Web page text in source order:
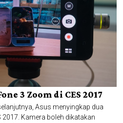
3 Zoom di CES 2017
Asus menyingkap dua
2017. Kamera boleh dikatakan